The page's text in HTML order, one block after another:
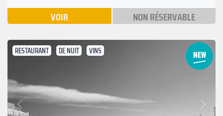
VOIR NON RÉSERVABLE
RESTAURANT DE NUIT VINS
Précédent
Suivant